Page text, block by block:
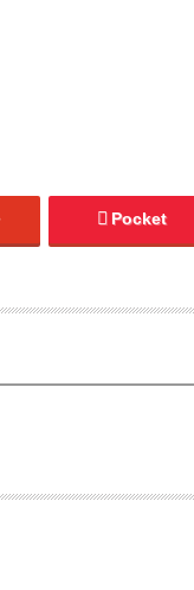
Pocket